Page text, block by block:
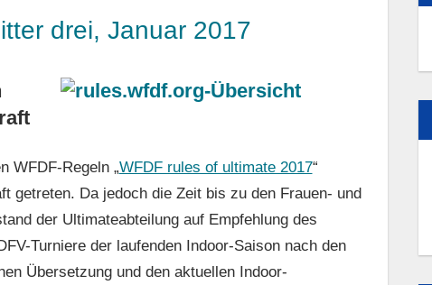
drei, Januar 2017
WFDF-Regeln „WFDF rules of ultimate 2017“
getreten. Da jedoch die Zeit bis zu den Frauen- und
der Ultimateabteilung auf Empfehlung des
Turniere der laufenden Indoor-Saison nach den
Übersetzung und den aktuellen Indoor-